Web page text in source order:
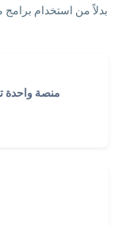
بدلاً من استخدام برامج
منصة واحدة